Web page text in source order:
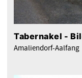
Tabernakel -
Amaliendorf-Aalfang